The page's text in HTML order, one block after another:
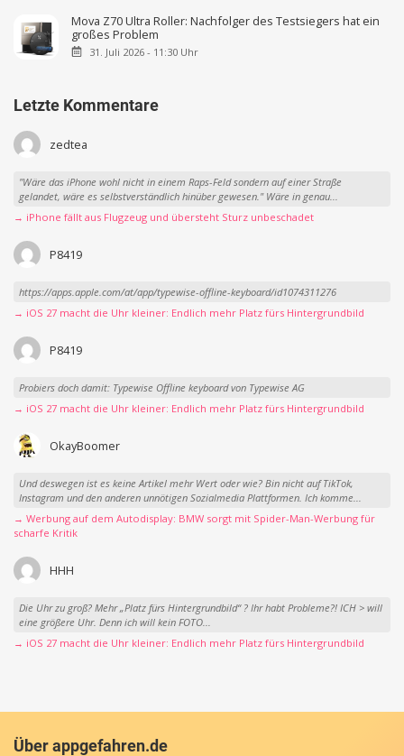
Mova Z70 Ultra Roller: Nachfolger des Testsiegers hat ein
großes Problem
31. Juli 2026 - 11:30 Uhr
Letzte Kommentare
zedtea
"Wäre das iPhone wohl nicht in einem Raps-Feld sondern auf einer Straße
gelandet, wäre es selbstverständlich hinüber gewesen." Wäre in genau...
→ iPhone fällt aus Flugzeug und übersteht Sturz unbeschadet
P8419
https://apps.apple.com/at/app/typewise-offline-keyboard/id1074311276
→ iOS 27 macht die Uhr kleiner: Endlich mehr Platz fürs Hintergrundbild
P8419
Probiers doch damit: Typewise Offline keyboard von Typewise AG
→ iOS 27 macht die Uhr kleiner: Endlich mehr Platz fürs Hintergrundbild
OkayBoomer
Und deswegen ist es keine Artikel mehr Wert oder wie? Bin nicht auf TikTok,
Instagram und den anderen unnötigen Sozialmedia Plattformen. Ich komme...
→ Werbung auf dem Autodisplay: BMW sorgt mit Spider-Man-Werbung für
scharfe Kritik
HHH
Die Uhr zu groß? Mehr „Platz fürs Hintergrundbild“ ? Ihr habt Probleme?! ICH > will
eine größere Uhr. Denn ich will kein FOTO...
→ iOS 27 macht die Uhr kleiner: Endlich mehr Platz fürs Hintergrundbild
Über appgefahren.de